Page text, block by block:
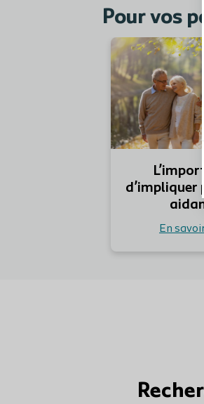
Pour vos
d’impliquer
En